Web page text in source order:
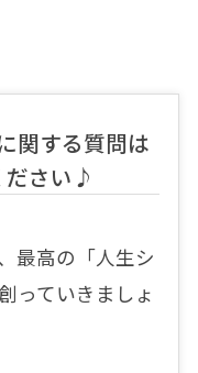
関する質問は
ださい♪
最高の「人生シ
っていきましょ